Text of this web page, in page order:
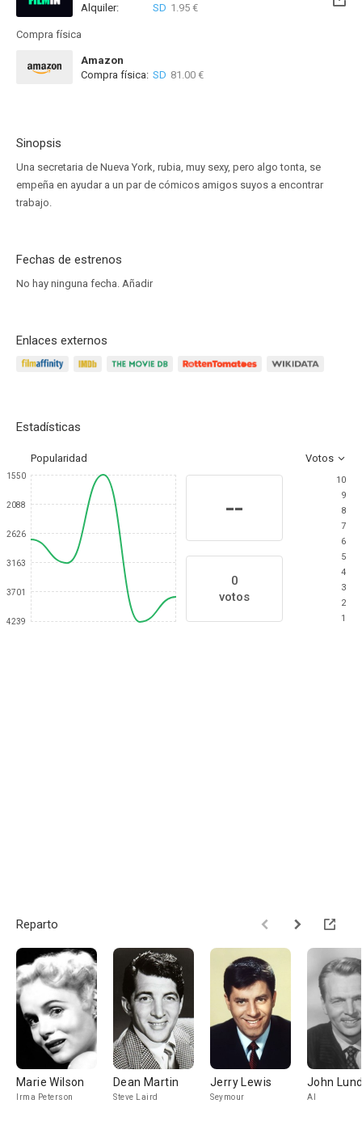
Disponible hasta el Vie, 14 Ago 2026 (Quedan 9 días)
Alquiler: SD 1.95 €
Compra física
Amazon
Compra física: SD 81.00 €
Sinopsis
Una secretaria de Nueva York, rubia, muy sexy, pero algo tonta, se
empeña en ayudar a un par de cómicos amigos suyos a encontrar
trabajo.
Fechas de estrenos
No hay ninguna fecha. Añadir
Enlaces externos
Estadísticas
Popularidad Votos
1550
2088
2626
3163
3701
4239
--
0
votos
10
9
8
7
6
5
4
3
2
1
Reparto
Marie Wilson
Irma Peterson
Dean Martin
Steve Laird
Jerry Lewis
Seymour
John
Al